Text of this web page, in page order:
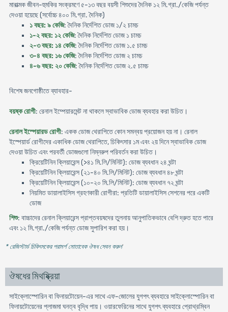
মারাত্মক জীবন-হুমকির সংক্রমণে ৫-১৩ বছর বয়সী শিশুদের দৈনিক ১২ মি.গ্রা./কেজি পর্যন্ত
দেওয়া হয়েছে (সর্বোচ্চ ৪০০ মি.গ্রা. দৈনিক)
১ বছর: ৯ কেজি: দৈনিক নির্দেশিত ডোজ ১/২ চামচ
১-২ বছর: ১২ কেজি: দৈনিক নির্দেশিত ডোজ ১ চামচ
২-৩ বছর: ১৪ কেজি: দৈনিক নির্দেশিত ডোজ ১.৫ চামচ
৩-৪ বছর: ১৬ কেজি: দৈনিক নির্দেশিত ডোজ ২ চামচ
৪-৬ বছর: ২০ কেজি: দৈনিক নির্দেশিত ডোজ ২.৫ চামচ
বিশেষ জনগোষ্ঠীতে ব্যাবহার-
বয়ষ্ক রোগী: রেনাল ইম্পেয়ারমেন্ট না থাকলে স্বাভাবিক ডোজ ব্যবহার করা উচিত।
রেনাল ইস্পেয়ারড রোগী: একক ডোজ থেরাপিতে কোন সমন্বয় প্রয়োজন হয় না। রেনাল
ইস্পেয়ার্ড রোগীদের একাধিক ডোজ থেরাপিতে, চিকিৎসার ১ম এবং ২য় দিনে স্বাভাবিক ডোজ
দেওয়া উচিত এবং পরবর্তী ডোজগুলো নিম্নরুপ পরিবর্তন করা উচিত।
ক্রিয়েটিনিন ক্লিয়ারেন্স (>৪১ মি.লি/মিনিট): ডোজ ব্যবধান ২৪ ঘন্টা
ক্রিয়েটিনিন ক্লিয়ারেন্স (২১-৪০ মি.লি/মিনিট): ডোজ ব্যবধান ৪৮ ঘন্টা
ক্রিয়েটিনিন ক্লিয়ারেন্স (১০-২০ মি.লি/মিনিট): ডোজ ব্যবধান ৭২ ঘন্টা
নিয়মিত ডায়ালাইসিস গ্রহণকারী রোগীরা: প্রতিটি ডায়ালাইসিস সেশনের পরে একটি
ডোজ
শিশু: বাচ্চাদের রেনাল ক্লিয়ারেন্স প্রাপ্তবয়ষদের তুলনায় আনুপাতিকভাবে বেশি দ্রুত হতে পারে
এবং ১২ মি.গ্রা./কেজি পর্যন্ত ডোজ সুপারিশ করা হয়।
* রেজিস্টার্ড চিকিৎসকের পরামর্শ মোতাবেক ঔষধ সেবন করুন'
ঔষধের মিথষ্ক্রিয়া
সাইক্লোস্পোরিন বা ফিনায়টোয়েন-এর সাথে এফ-জোলের যুগপৎ ব্যবহারে সাইক্লোস্পোরিন বা
ফিনায়টোয়েনের প্লাজমা ঘনত্ব বৃদ্ধি পায়। ওয়ারফেরিনের সাথে যুগপৎ ব্যবহারে প্রোথ্রম্বিন